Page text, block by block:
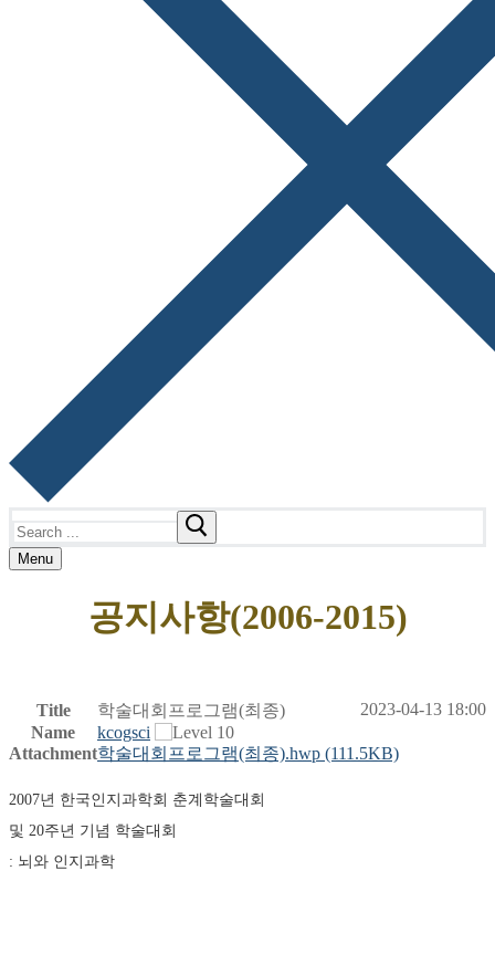
for:
Menu
공지사항(2006-2015)
Title 학술대회프로그램(최종)
2023-04-13 18:00
Name
kcogsci
Attachment학술대회프로그램(최종).hwp (111.5KB)
2007년 한국인지과학회 춘계학술대회
및 20주년 기념 학술대회
: 뇌와 인지과학